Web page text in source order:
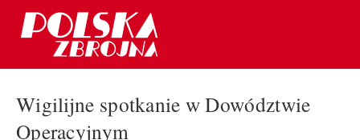
Wigilijne spotkanie w Dowództwie
Operacyjnym